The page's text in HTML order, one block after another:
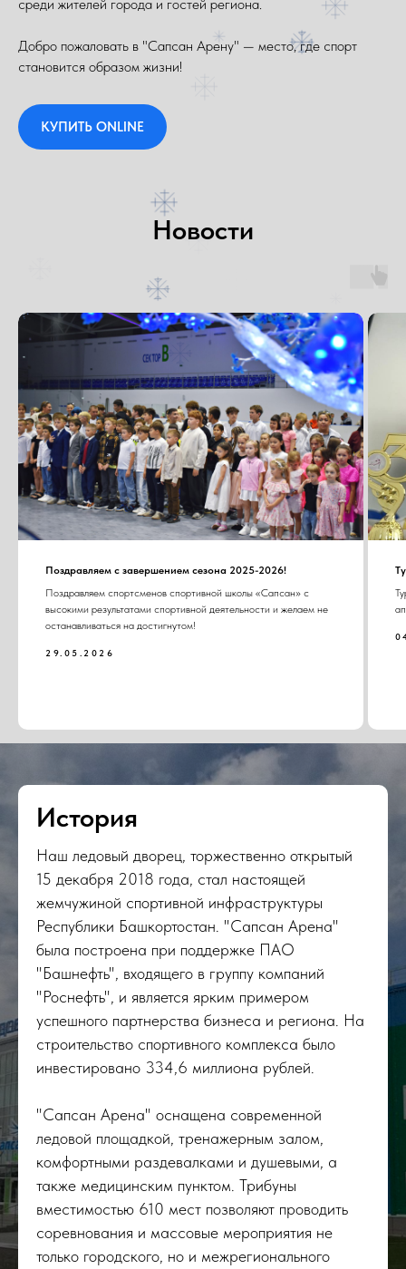
среди жителей города и гостей региона.
Добро пожаловать в "Сапсан Арену" — место, где спорт
становится образом жизни!
КУПИТЬ ONLINE
Новости
Поздравляем с завершением сезона 2025-2026!
Поздравляем спортсменов спортивной школы «Сапсан» с
высокими результатами спортивной деятельности и желаем не
останавливаться на достигнутом!
29.05.2026
История
Наш ледовый дворец, торжественно открытый
15 декабря 2018 года, стал настоящей
жемчужиной спортивной инфраструктуры
Республики Башкортостан. "Сапсан Арена"
была построена при поддержке ПАО
"Башнефть", входящего в группу компаний
"Роснефть", и является ярким примером
успешного партнерства бизнеса и региона. На
строительство спортивного комплекса было
инвестировано 334,6 миллиона рублей.
"Сапсан Арена" оснащена современной
ледовой площадкой, тренажерным залом,
комфортными раздевалками и душевыми, а
также медицинским пунктом. Трибуны
вместимостью 610 мест позволяют проводить
соревнования и массовые мероприятия не
только городского, но и межрегионального